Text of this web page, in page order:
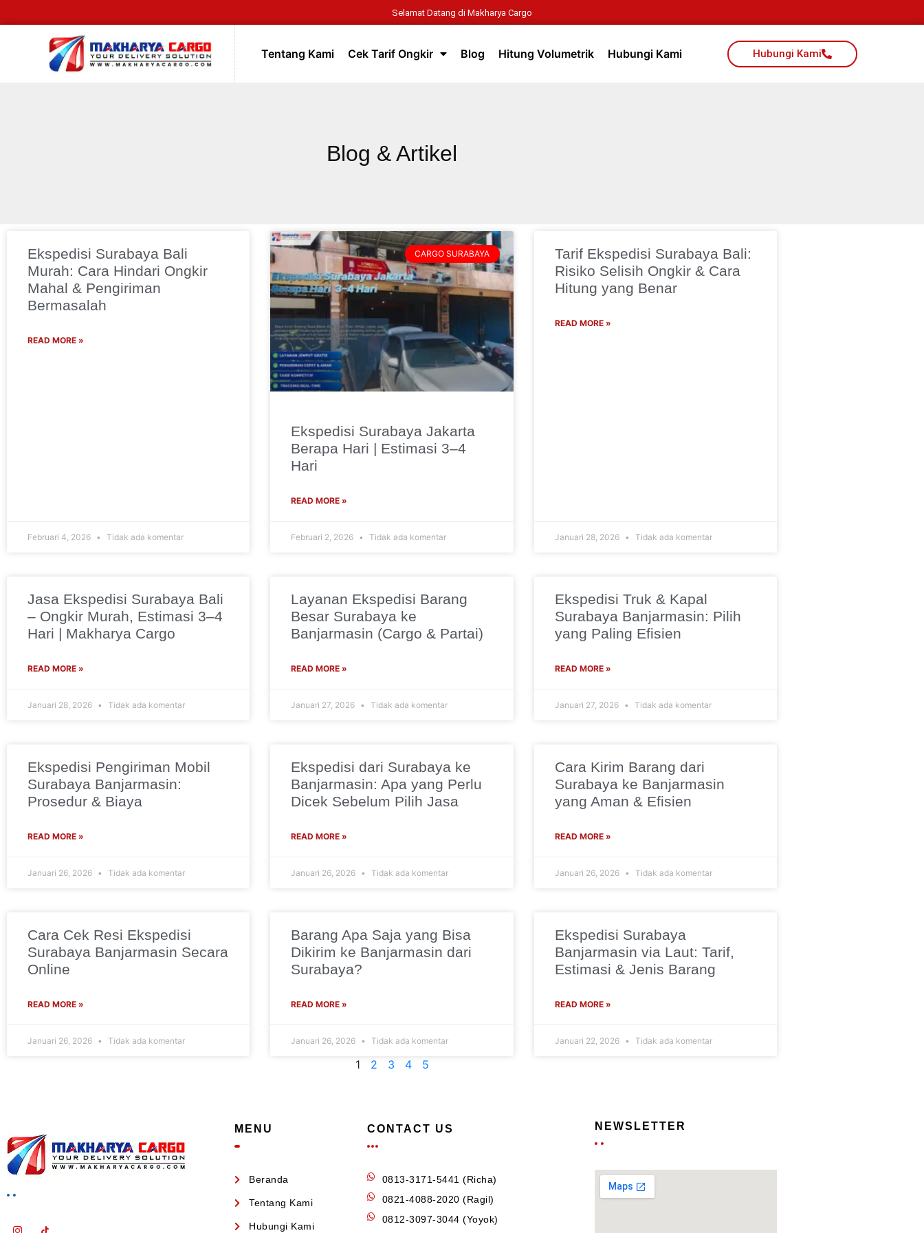
Selamat Datang di Makharya Cargo
Tentang Kami Cek Tarif Ongkir Blog Hitung Volumetrik Hubungi Kami Hubungi Kami
Blog & Artikel
Ekspedisi Surabaya Bali
Murah: Cara Hindari Ongkir
Mahal & Pengiriman
Bermasalah
READ MORE »
Februari 4, 2026 Tidak ada komentar
CARGO SURABAYA
Ekspedisi Surabaya Jakarta
Berapa Hari | Estimasi 3–4
Hari
READ MORE »
Februari 2, 2026 Tidak ada komentar
Tarif Ekspedisi Surabaya Bali:
Risiko Selisih Ongkir & Cara
Hitung yang Benar
READ MORE »
Januari 28, 2026 Tidak ada komentar
Jasa Ekspedisi Surabaya Bali
– Ongkir Murah, Estimasi 3–4
Hari | Makharya Cargo
READ MORE »
Januari 28, 2026 Tidak ada komentar
Layanan Ekspedisi Barang
Besar Surabaya ke
Banjarmasin (Cargo & Partai)
READ MORE »
Januari 27, 2026 Tidak ada komentar
Ekspedisi Truk & Kapal
Surabaya Banjarmasin: Pilih
yang Paling Efisien
READ MORE »
Januari 27, 2026 Tidak ada komentar
Ekspedisi Pengiriman Mobil
Surabaya Banjarmasin:
Prosedur & Biaya
READ MORE »
Januari 26, 2026 Tidak ada komentar
Ekspedisi dari Surabaya ke
Banjarmasin: Apa yang Perlu
Dicek Sebelum Pilih Jasa
READ MORE »
Januari 26, 2026 Tidak ada komentar
Cara Kirim Barang dari
Surabaya ke Banjarmasin
yang Aman & Efisien
READ MORE »
Januari 26, 2026 Tidak ada komentar
Cara Cek Resi Ekspedisi
Surabaya Banjarmasin Secara
Online
READ MORE »
Januari 26, 2026 Tidak ada komentar
Barang Apa Saja yang Bisa
Dikirim ke Banjarmasin dari
Surabaya?
READ MORE »
Januari 26, 2026 Tidak ada komentar
Ekspedisi Surabaya
Banjarmasin via Laut: Tarif,
Estimasi & Jenis Barang
READ MORE »
Januari 22, 2026 Tidak ada komentar
1 2 3 4 5
MENU
Beranda
Tentang Kami
Hubungi Kami
CONTACT US
0813-3171-5441 (Richa)
0821-4088-2020 (Ragil)
0812-3097-3044 (Yoyok)
NEWSLETTER